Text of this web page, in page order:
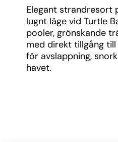
Elegant strandresort
lugnt läge vid Turtle
pooler, grönskande
med direkt tillgång
för avslappning,
havet.